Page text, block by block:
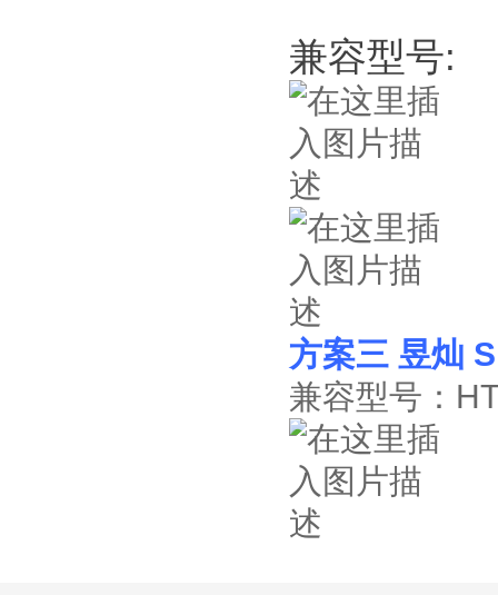
兼容型号:
方案三 昱灿
兼容型号：